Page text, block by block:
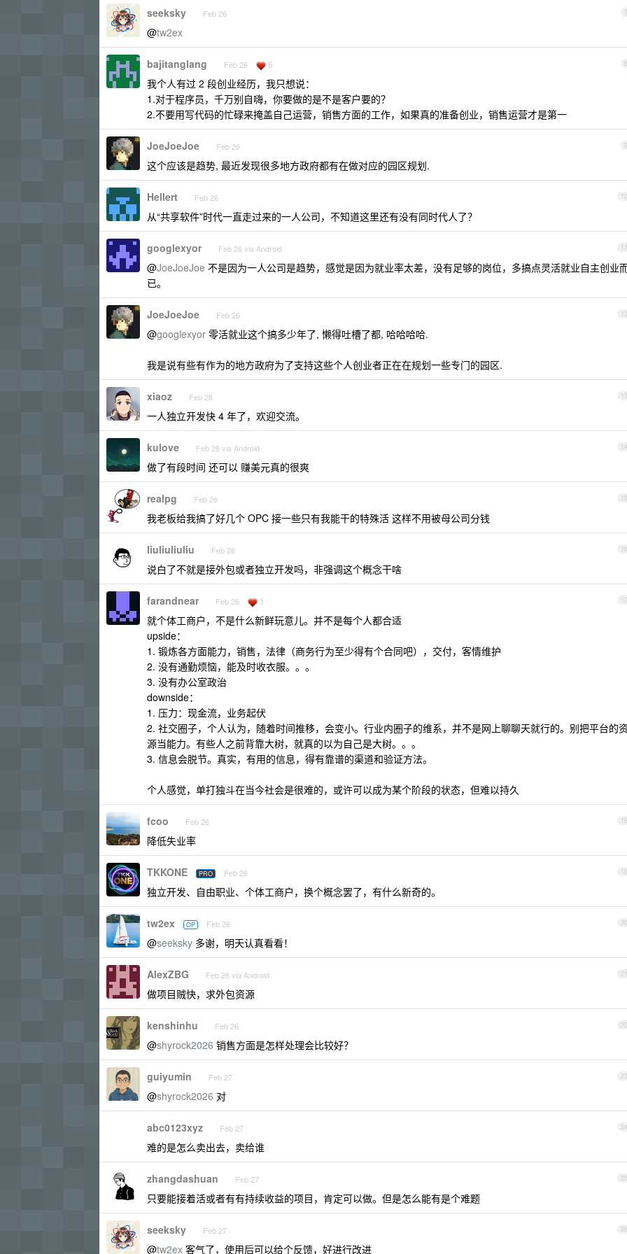
7
seeksky Feb 26
@tw2ex
8
bajitanglang Feb 26 6
我个人有过 2 段创业经历，我只想说：
1.对于程序员，千万别自嗨，你要做的是不是客户要的？
2.不要用写代码的忙碌来掩盖自己运营，销售方面的工作，如果真的准备创业，销售运营才是第一
9
JoeJoeJoe Feb 26
这个应该是趋势, 最近发现很多地方政府都有在做对应的园区规划.
10
Hellert Feb 26
从“共享软件”时代一直走过来的一人公司，不知道这里还有没有同时代人了？
11
googlexyor Feb 26 via Android
@JoeJoeJoe 不是因为一人公司是趋势，感觉是因为就业率太差，没有足够的岗位，多搞点灵活就业自主创业
已。
12
JoeJoeJoe Feb 26
@googlexyor 零活就业这个搞多少年了, 懒得吐槽了都, 哈哈哈哈.
我是说有些有作为的地方政府为了支持这些个人创业者正在在规划一些专门的园区.
13
xiaoz Feb 26
一人独立开发快 4 年了，欢迎交流。
14
kulove Feb 26 via Android
做了有段时间 还可以 赚美元真的很爽
15
realpg Feb 26
我老板给我搞了好几个 OPC 接一些只有我能干的特殊活 这样不用被母公司分钱
16
liuliuliuliu Feb 26
说白了不就是接外包或者独立开发吗，非强调这个概念干啥
17
farandnear Feb 26 1
就个体工商户，不是什么新鲜玩意儿。并不是每个人都合适
upside：
1. 锻炼各方面能力，销售，法律（商务行为至少得有个合同吧），交付，客情维护
2. 没有通勤烦恼，能及时收衣服。。。
3. 没有办公室政治
downside：
1. 压力：现金流，业务起伏
2. 社交圈子，个人认为，随着时间推移，会变小。行业内圈子的维系，并不是网上聊聊天就行的。别把平台的
源当能力。有些人之前背靠大树，就真的以为自己是大树。。。
3. 信息会脱节。真实，有用的信息，得有靠谱的渠道和验证方法。
个人感觉，单打独斗在当今社会是很难的，或许可以成为某个阶段的状态，但难以持久
18
fcoo Feb 26
降低失业率
19
TKKONE PRO Feb 26
独立开发、自由职业、个体工商户，换个概念罢了，有什么新奇的。
20
tw2ex OP Feb 26
@seeksky 多谢，明天认真看看！
21
AlexZBG Feb 26 via Android
做项目贼快，求外包资源
22
kenshinhu Feb 26
@shyrock2026 销售方面是怎样处理会比较好？
23
guiyumin Feb 27
@shyrock2026 对
24
abc0123xyz Feb 27
难的是怎么卖出去，卖给谁
25
zhangdashuan Feb 27
只要能接着活或者有有持续收益的项目，肯定可以做。但是怎么能有是个难题
26
seeksky Feb 27
@tw2ex 客气了，使用后可以给个反馈，好进行改进